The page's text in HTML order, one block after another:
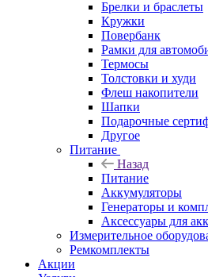
Брелки и браслеты
Кружки
Повербанк
Рамки для
Термосы
Толстовки и худи
Флеш накопители
Шапки
Подарочные
Другое
Питание
Назад
Питание
Аккумуляторы
Генераторы и
Аксессуары для
Измерительное
Ремкомплекты
Акции